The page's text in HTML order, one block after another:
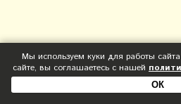
Мы используем куки для работы
сайте, вы соглашаетесь с нашей
ОК